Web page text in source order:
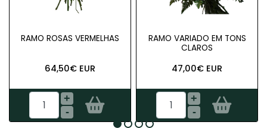
RAMO ROSAS VERMELHAS
64,50€ EUR
+
-
RAMO VARIADO EM TONS
CLAROS
47,00€ EUR
+
-